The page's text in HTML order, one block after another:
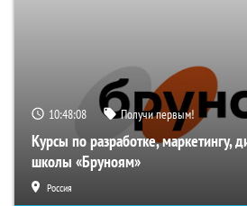
10:48:07 Получи первым!
Курсы по разработке, маркетингу,
школы «Бруноям»
Россия